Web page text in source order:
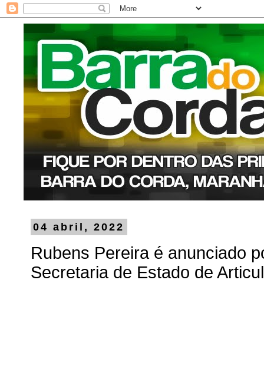
04 abril, 2022
Rubens Pereira é anunciado
Secretaria de Estado de